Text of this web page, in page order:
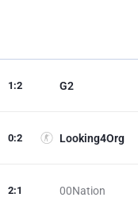
G2
1 :2
Looking4Org
0:2
00Nation
2:1